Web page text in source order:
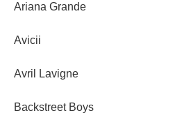
Ariana Grande
Avicii
Avril Lavigne
Backstreet Boys